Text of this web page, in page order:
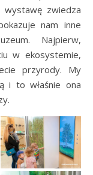
wystawę zwiedza
nam inne
Najpierw,
w ekosystemie,
przyrody. My
i to właśnie ona